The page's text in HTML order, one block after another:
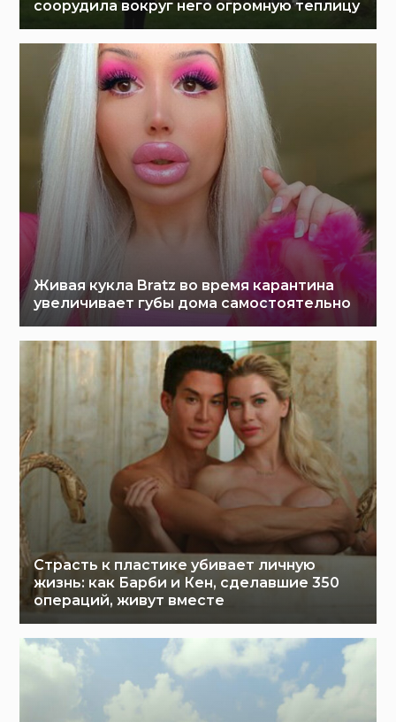
соорудила вокруг него огромную теплицу
Живая кукла Bratz во время карантина
увеличивает губы дома самостоятельно
Страсть к пластике убивает личную
жизнь: как Барби и Кен, сделавшие 350
операций, живут вместе